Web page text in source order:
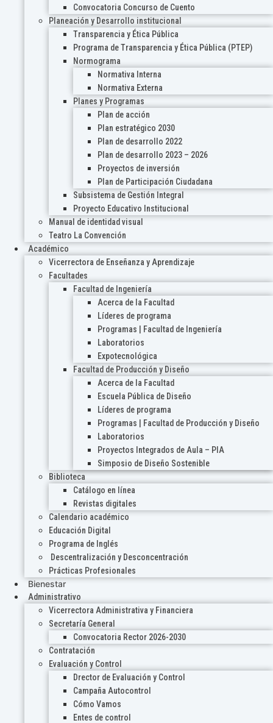
Convocatoria Concurso de Cuento
Planeación y Desarrollo institucional
Transparencia y Ética Pública
Programa de Transparencia y Ética Pública (PTEP)
Normograma
Normativa Interna
Normativa Externa
Planes y Programas
Plan de acción
Plan estratégico 2030
Plan de desarrollo 2022
Plan de desarrollo 2023 – 2026
Proyectos de inversión
Plan de Participación Ciudadana
Subsistema de Gestión Integral
Proyecto Educativo Institucional
Manual de identidad visual
Teatro La Convención
Académico
Vicerrectora de Enseñanza y Aprendizaje
Facultades
Facultad de Ingeniería
Acerca de la Facultad
Líderes de programa
Programas | Facultad de Ingeniería
Laboratorios
Expotecnológica
Facultad de Producción y Diseño
Acerca de la Facultad
Escuela Pública de Diseño
Líderes de programa
Programas | Facultad de Producción y Diseño
Laboratorios
Proyectos Integrados de Aula – PIA
Simposio de Diseño Sostenible
Biblioteca
Catálogo en línea
Revistas digitales
Calendario académico
Educación Digital
Programa de Inglés
Descentralización y Desconcentración
Prácticas Profesionales
Bienestar
Administrativo
Vicerrectora Administrativa y Financiera
Secretaría General
Convocatoria Rector 2026-2030
Contratación
Evaluación y Control
Drector de Evaluación y Control
Campaña Autocontrol
Cómo Vamos
Entes de control